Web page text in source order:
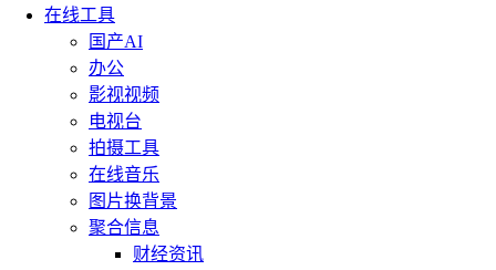
在线工具
国产AI
办公
影视视频
电视台
拍摄工具
在线音乐
图片换背景
聚合信息
财经资讯